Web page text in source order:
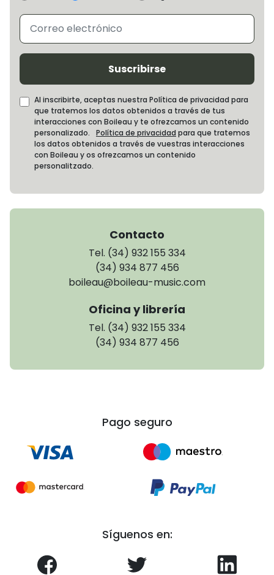
Suscribirse
Al inscribirte, aceptas nuestra Política de privacidad para
que tratemos los datos obtenidos a través de tus
interacciones con Boileau y te ofrezcamos un contenido
personalizado. Política de privacidad para que tratemos
los datos obtenidos a través de vuestras interacciones
con Boileau y os ofrezcamos un contenido
personalitzado.
Contacto
Tel. (34) 932 155 334
(34) 934 877 456
boileau@boileau-music.com
Oficina y librería
Tel. (34) 932 155 334
(34) 934 877 456
Pago seguro
Síguenos en: